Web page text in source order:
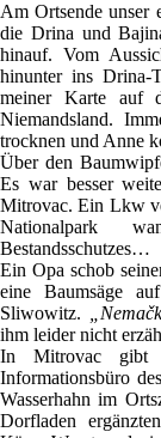
Am Ortsende unser
die Drina und
hinauf. Vom
hinunter ins Drina-
meiner Karte auf
Niemandsland.
trocknen und Anne
Über den
Es war besser
Mitrovac. Ein Lkw
Nationalpark
Bestandsschutzes…
Ein Opa schob
eine Baumsäge
Sliwowitz.
ihm leider nicht
In Mitrovac gibt
Informationsbüro
Wasserhahn im
Dorfladen